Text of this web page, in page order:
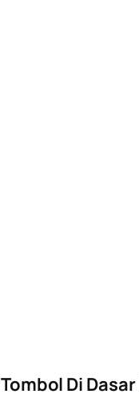
Di Dasar